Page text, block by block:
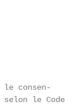
consen-
le Code